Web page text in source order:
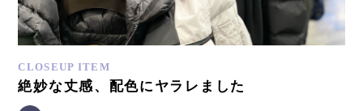
CLOSEUP ITEM
絶妙な丈感、配色にヤラレました